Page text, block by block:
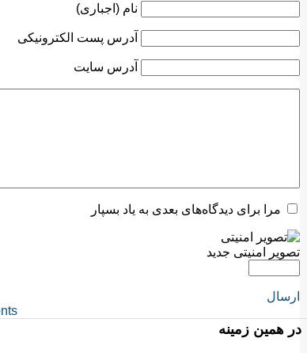
نام (اجباری)
آدرس پست الکترونیکی
آدرس سایت
مرا برای دیدگاه‌های بعدی به یاد بسپار
تصویر امنیتی جدید
ارسال
در همین زمینه